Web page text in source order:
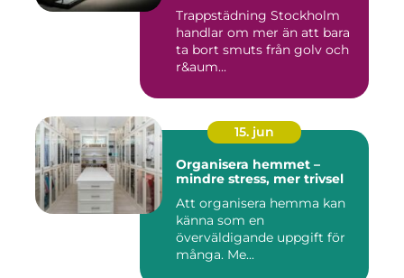
Trappstädning Stockholm
handlar om mer än att bara
ta bort smuts från golv och
r&aum...
15. jun
Organisera hemmet –
mindre stress, mer trivsel
Att organisera hemma kan
känna som en
överväldigande uppgift för
många. Me...